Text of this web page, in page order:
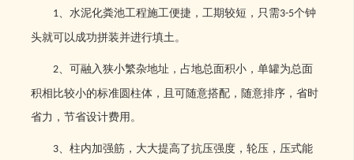
1、水泥化粪池工程施工便捷，工期较短，只需3-5个钟
头就可以成功拼装并进行填土。
2、可融入狭小繁杂地址，占地总面积小，单罐为总面
积相比较小的标准圆柱体，且可随意搭配，随意排序，省时
省力，节省设计费用。
3、柱内加强筋，大大提高了抗压强度，轮压，压式能